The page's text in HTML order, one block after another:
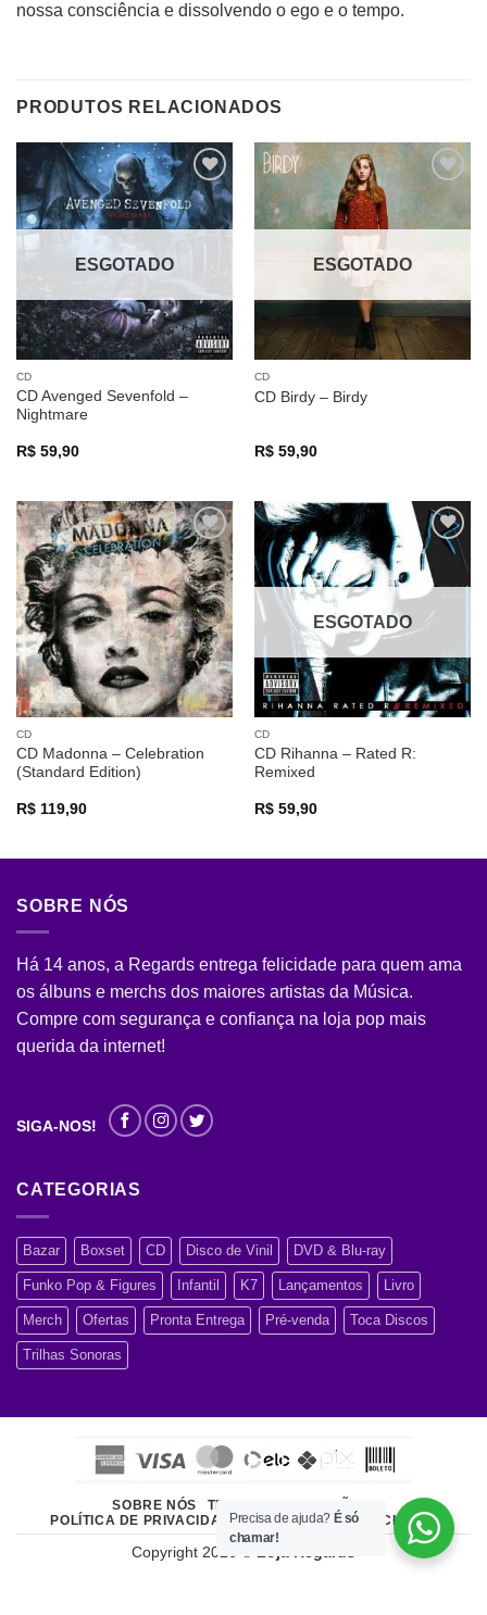
nossa consciência e dissolvendo o ego e o tempo.
PRODUTOS RELACIONADOS
Adicionar
a lista de
desejos
ESGOTADO
CD
CD Avenged Sevenfold –
Nightmare
R$59,90
a lista de
desejos
ESGOTADO
CD
CD Birdy – Birdy
R$59,90
Adicionar
a lista de
desejos
CD
CD Madonna – Celebration
(Standard Edition)
R$119,90
Adicionar
a lista de
desejos
ESGOTADO
CD
CD Rihanna – Rated R:
Remixed
R$59,90
SOBRE NÓS
Há 14 anos, a Regards entrega felicidade para quem ama
os álbuns e merchs dos maiores artistas da Música.
Compre com segurança e confiança na loja pop mais
querida da internet!
SIGA-NOS!
CATEGORIAS
Bazar Boxset CD Disco de Vinil DVD & Blu-ray
Funko Pop & Figures Infantil K7 Lançamentos Livro
Merch Ofertas Pronta Entrega Pré-venda Toca Discos
Trilhas Sonoras
SOBRE NÓS
TERMOS E CONDIÇÕES
POLÍTICA DE PRIVACIDADE
ATENDIMENTO AO CLIENTE
Copyright 2026 ©
Precisa de ajuda? É só
chamar!